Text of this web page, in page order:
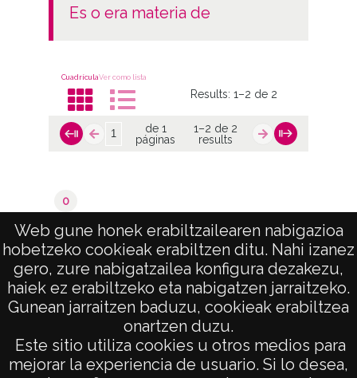
Web gune honek erabiltzailearen nabigazioa
hobetzeko cookieak erabiltzen ditu. Nahi izanez
gero, zure nabigatzailea konfigura dezakezu,
haiek ez erabiltzeko eta nabigatzen jarraitzeko.
Gunean jarraitzen baduzu, cookieak erabiltzea
onartzen duzu.
Este sitio utiliza cookies u otros medios para
mejorar la experiencia de usuario. Si lo desea,
es o era materia de
CuadrículaVer como lista
Results:1–2 de 2
de 1
páginas
1–2 de 2
results
0
de 1
páginas
1–2 de 2
results
AVISO LEGAL
POLÍTICA DE PRIVACIDAD